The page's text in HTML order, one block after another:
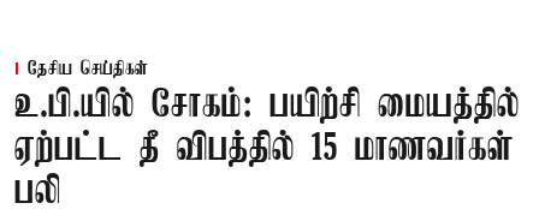
தேசிய செய்திகள்
உ.பி.யில் சோகம்: பயிற்சி மையத்தில்
ஏற்பட்ட தீ விபத்தில் 15 மாணவர்கள்
பலி